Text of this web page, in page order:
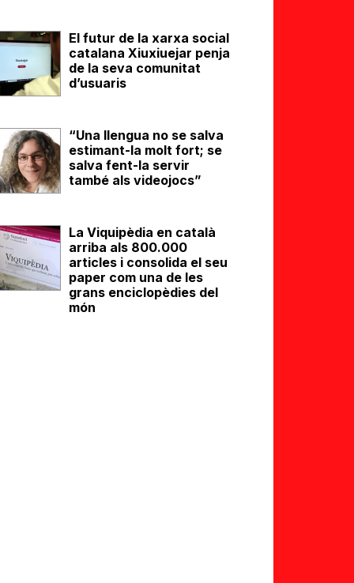
El futur de la xarxa social
catalana Xiuxiuejar penja
de la seva comunitat
d’usuaris
“Una llengua no se salva
estimant-la molt fort; se
salva fent-la servir
també als videojocs”
La Viquipèdia en català
arriba als 800.000
articles i consolida el seu
paper com una de les
grans enciclopèdies del
món